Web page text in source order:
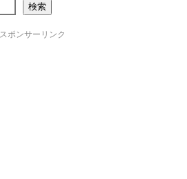
検索
スポンサーリンク